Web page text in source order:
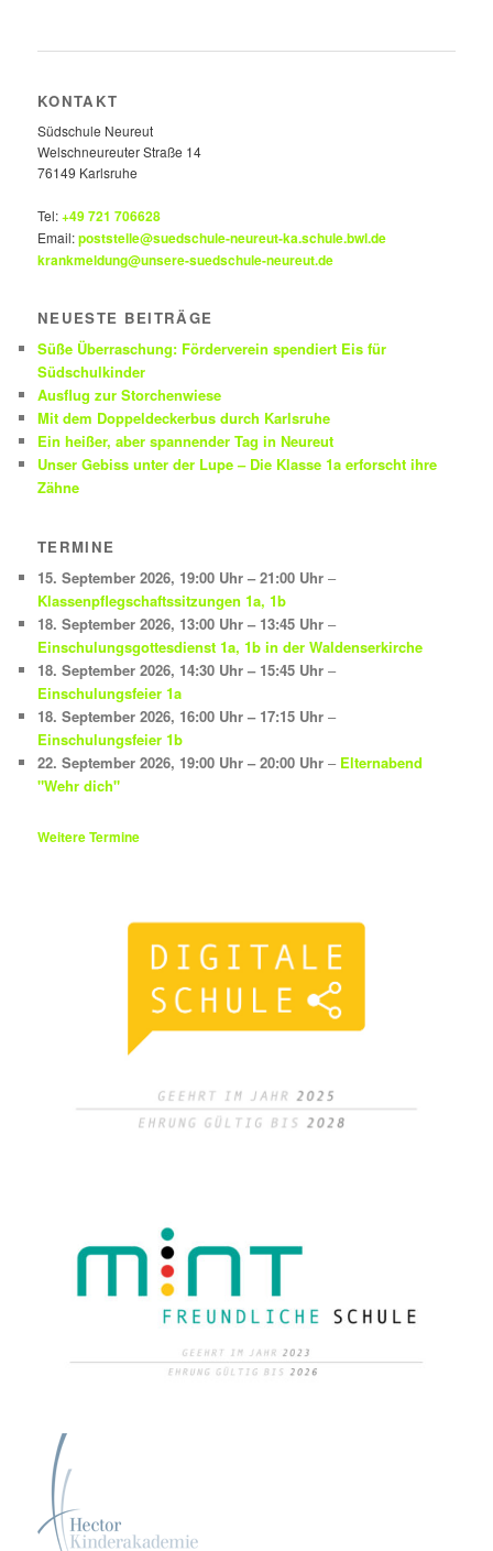
KONTAKT
Südschule Neureut
Welschneureuter Straße 14
76149 Karlsruhe
Tel:+49 721 706628
Email:poststelle@suedschule-neureut-ka.schule.bwl.de
krankmeldung@unsere-suedschule-neureut.de
NEUESTE BEITRÄGE
Süße Überraschung: Förderverein spendiert Eis für
Südschulkinder
Ausflug zur Storchenwiese
Mit dem Doppeldeckerbus durch Karlsruhe
Ein heißer, aber spannender Tag in Neureut
Unser Gebiss unter der Lupe – Die Klasse 1a erforscht ihre
Zähne
TERMINE
15. September 2026, 19:00 Uhr – 21:00 Uhr –
Klassenpflegschaftssitzungen 1a, 1b
18. September 2026, 13:00 Uhr – 13:45 Uhr –
Einschulungsgottesdienst 1a, 1b in der Waldenserkirche
18. September 2026, 14:30 Uhr – 15:45 Uhr –
Einschulungsfeier 1a
18. September 2026, 16:00 Uhr – 17:15 Uhr –
Einschulungsfeier 1b
22. September 2026, 19:00 Uhr – 20:00 Uhr – Elternabend
"Wehr dich"
Weitere Termine